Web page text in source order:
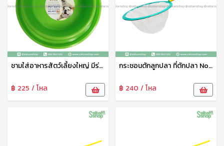
ชามใส่อาหารสัตว์เลี้ยงใหญ่ มีร่องใส่น้ำกันมด No.1821 SRT
฿ 225 / โหล
กระชอนตักลูกปลา ที่ตักปลา No.9 111
฿ 240 / โหล